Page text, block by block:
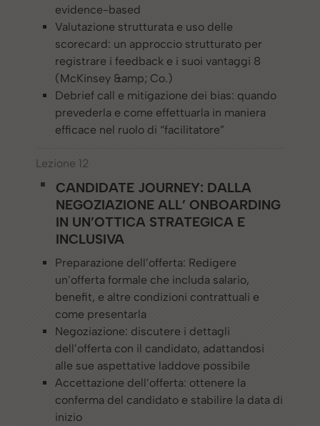
evidence-based
Valutazione strutturata e uso delle
scorecard: un approccio strutturato per
registrare i feedback e i suoi vantaggi 8
(McKinsey &amp; Co.)
Debrief call e mitigazione dei bias: quando
prevederla e come effettuarla in maniera
efficace nel ruolo di “facilitatore”
Lezione 12
CANDIDATE JOURNEY: DALLA
NEGOZIAZIONE ALL’ ONBOARDING
IN UN’OTTICA STRATEGICA E
INCLUSIVA
Preparazione dell’offerta: Redigere
un’offerta formale che includa salario,
benefit, e altre condizioni contrattuali e
come presentarla
Negoziazione: discutere i dettagli
dell’offerta con il candidato, adattandosi
alle sue aspettative laddove possibile
Accettazione dell’offerta: ottenere la
conferma del candidato e stabilire la data di
inizio